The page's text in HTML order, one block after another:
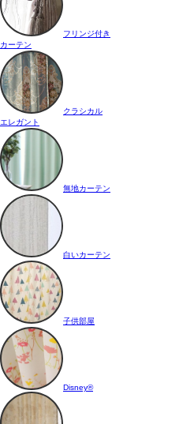
フリンジ付き
カーテン
クラシカル
エレガント
無地カーテン
白いカーテン
子供部屋
Disney®